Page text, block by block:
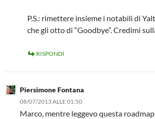
P.S.: rimettere insieme i notabili di
che gli otto di “Goodbye”. Credimi
RISPONDI
Piersimone Fontana
08/07/2013 ALLE 01:50
Marco, mentre leggevo questa